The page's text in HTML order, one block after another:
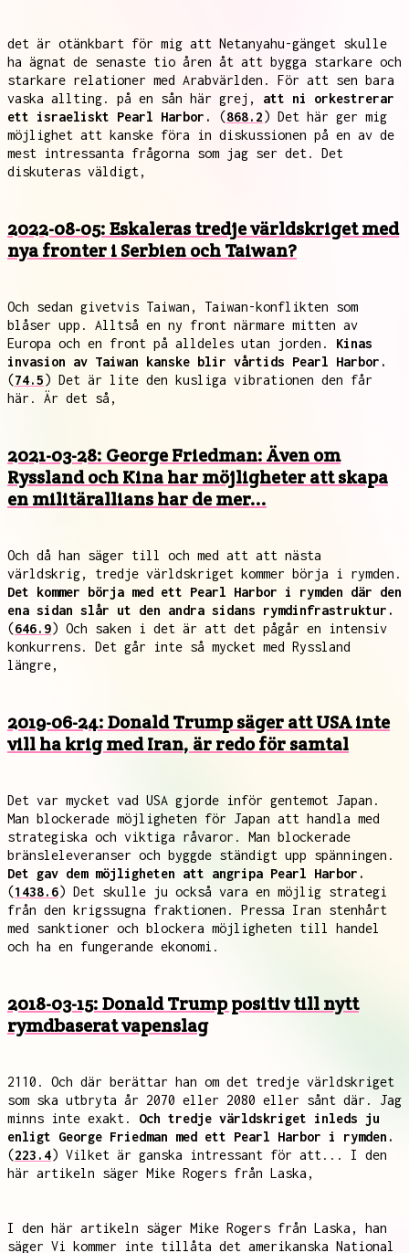
det är otänkbart för mig att Netanyahu-gänget skulle
ha ägnat de senaste tio åren åt att bygga starkare och
starkare relationer med Arabvärlden. För att sen bara
vaska allting. på en sån här grej, att ni orkestrerar
ett israeliskt Pearl Harbor.
(868.2) Det här ger mig
möjlighet att kanske föra in diskussionen på en av de
mest intressanta frågorna som jag ser det. Det
diskuteras väldigt,
2022-08-05: Eskaleras tredje världskriget med
nya fronter i Serbien och Taiwan?
Och sedan givetvis Taiwan, Taiwan-konflikten som
blåser upp. Alltså en ny front närmare mitten av
Europa och en front på alldeles utan jorden. Kinas
invasion av Taiwan kanske blir vårtids Pearl Harbor.
(74.5) Det är lite den kusliga vibrationen den får
här. Är det så,
2021-03-28: George Friedman: Även om
Ryssland och Kina har möjligheter att skapa
en militärallians har de mer...
Och då han säger till och med att att nästa
världskrig, tredje världskriget kommer börja i rymden.
Det kommer börja med ett Pearl Harbor i rymden där den
ena sidan slår ut den andra sidans rymdinfrastruktur.
(646.9) Och saken i det är att det pågår en intensiv
konkurrens. Det går inte så mycket med Ryssland
längre,
2019-06-24: Donald Trump säger att USA inte
vill ha krig med Iran, är redo för samtal
Det var mycket vad USA gjorde inför gentemot Japan.
Man blockerade möjligheten för Japan att handla med
strategiska och viktiga råvaror. Man blockerade
bränsleleveranser och byggde ständigt upp spänningen.
Det gav dem möjligheten att angripa Pearl Harbor.
(1438.6) Det skulle ju också vara en möjlig strategi
från den krigssugna fraktionen. Pressa Iran stenhårt
med sanktioner och blockera möjligheten till handel
och ha en fungerande ekonomi.
2018-03-15: Donald Trump positiv till nytt
rymdbaserat vapenslag
2110. Och där berättar han om det tredje världskriget
som ska utbryta år 2070 eller 2080 eller sånt där. Jag
minns inte exakt. Och tredje världskriget inleds ju
enligt George Friedman med ett Pearl Harbor i rymden.
(223.4) Vilket är ganska intressant för att... I den
här artikeln säger Mike Rogers från Laska,
I den här artikeln säger Mike Rogers från Laska, han
säger Vi kommer inte tillåta det amerikanska National